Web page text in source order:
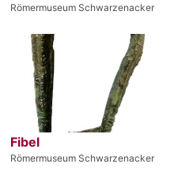
Römermuseum Schwarzenacker
Fibel
Römermuseum Schwarzenacker